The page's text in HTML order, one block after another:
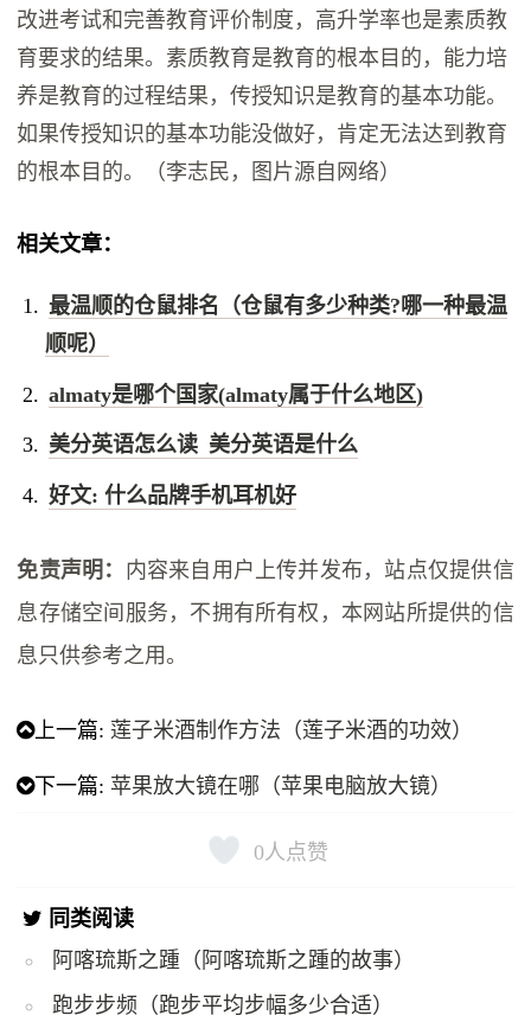
改进考试和完善教育评价制度，高升学率也是素质教
育要求的结果。素质教育是教育的根本目的，能力培
养是教育的过程结果，传授知识是教育的基本功能。
如果传授知识的基本功能没做好，肯定无法达到教育
的根本目的。（李志民，图片源自网络）
相关文章：
最温顺的仓鼠排名（仓鼠有多少种类?哪一种最温
顺呢）
almaty是哪个国家(almaty属于什么地区)
美分英语怎么读 美分英语是什么
好文: 什么品牌手机耳机好
免责声明： 内容来自用户上传并发布，站点仅提供信
息存储空间服务，不拥有所有权，本网站所提供的信
息只供参考之用。
上一篇: 莲子米酒制作方法（莲子米酒的功效）
下一篇: 苹果放大镜在哪（苹果电脑放大镜）
0人点赞
同类阅读
阿喀琉斯之踵（阿喀琉斯之踵的故事）
跑步步频（跑步平均步幅多少合适）